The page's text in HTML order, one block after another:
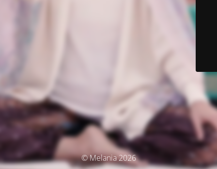
© Melania 2026